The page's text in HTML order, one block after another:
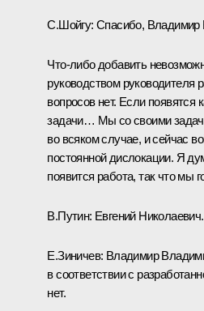
С.Шойгу: Спасибо, Владимир
Что-либо добавить
руководством руководителя
вопросов нет. Если появятся
задачи… Мы со своими
во всяком случае, и сейчас
постоянной дислокации. Я
появится работа, так что мы
В.Путин: Евгений Николаевич.
Е.Зиничев: Владимир
в соответствии с
нет.